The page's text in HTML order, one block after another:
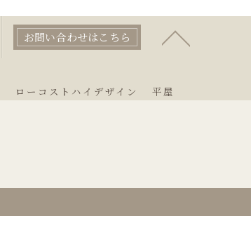
お問い合わせはこちら
ローコストハイデザイン
平屋